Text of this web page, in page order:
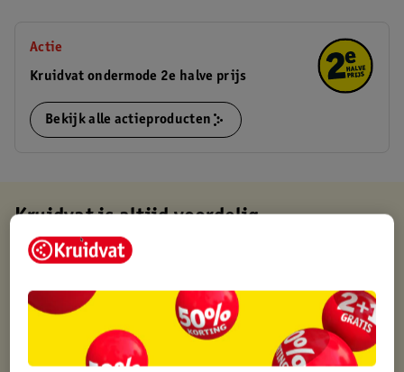
Actie
Kruidvat ondermode 2e halve prijs
Bekijk alle actieproducten
Kruidvat is altijd voordelig
Gratis ophalen in de winkel
Gratis thuisbezorgd vanaf 50.00
Gratis retourneren binnen 30 dagen
Gratis punten met je Kruidvat kaart